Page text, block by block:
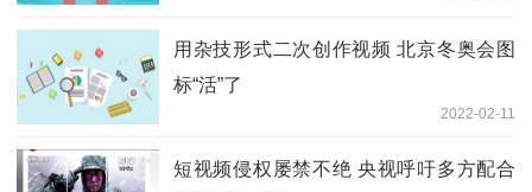
用杂技形式二次创作视频 北京冬奥会图
标“活”了
2022-02-11
短视频侵权屡禁不绝 央视呼吁多方配合